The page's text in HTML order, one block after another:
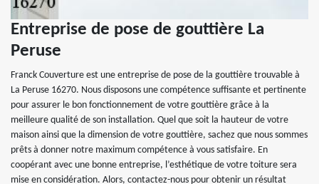
Entreprise de pose de gouttière La
Peruse
Franck Couverture est une entreprise de pose de la gouttière trouvable à
La Peruse 16270. Nous disposons une compétence suffisante et pertinente
pour assurer le bon fonctionnement de votre gouttière grâce à la
meilleure qualité de son installation. Quel que soit la hauteur de votre
maison ainsi que la dimension de votre gouttière, sachez que nous sommes
prêts à donner notre maximum compétence à vous satisfaire. En
coopérant avec une bonne entreprise, l’esthétique de votre toiture sera
mise en considération. Alors, contactez-nous pour obtenir un résultat